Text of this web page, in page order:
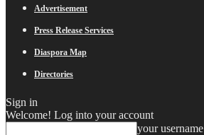
Advertisement
Press Release Services
Diaspora Map
Directories
Sign in
Welcome! Log into your account
your username